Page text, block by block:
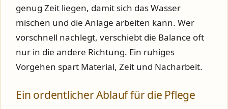
genug Zeit liegen, damit sich das Wasser
mischen und die Anlage arbeiten kann. Wer
vorschnell nachlegt, verschiebt die Balance oft
nur in die andere Richtung. Ein ruhiges
Vorgehen spart Material, Zeit und Nacharbeit.
Ein ordentlicher Ablauf für die Pflege